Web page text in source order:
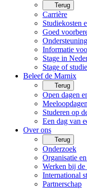
Terug
Carrière
Studiekosten
Goed
Informatie
Stage in
Stage of
Beleef de Marnix
Terug
Open dagen
Meeloopdagen
Studeren op
Een dag van
Over ons
Terug
Onderzoek
Organisatie
Werken bij
International
Partnerschap